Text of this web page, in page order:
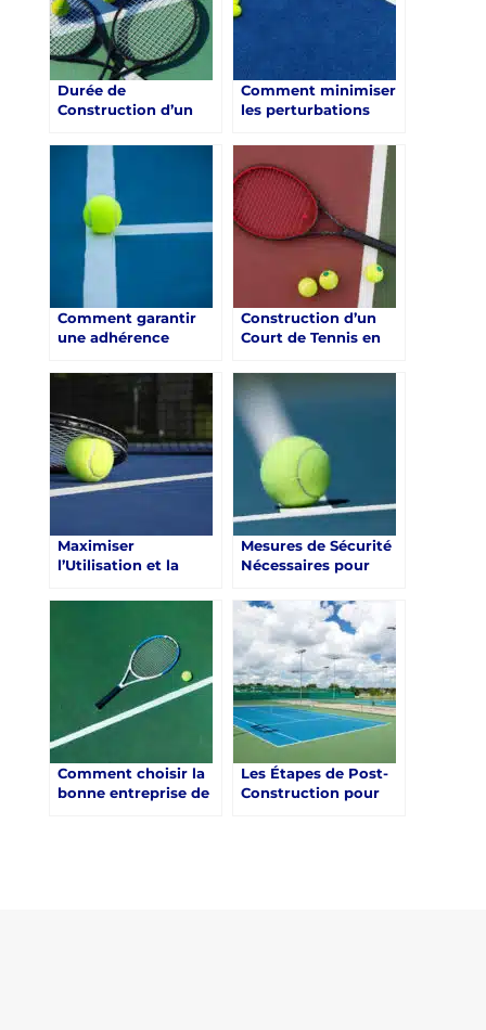
Durée de
Construction d’un
Résine Synthétique à
Saint-Raphaël
Comment minimiser
les perturbations
construction d’un
court de tennis en
résine synthétique à
Saint-Raphaël ?
Comment garantir
une adhérence
construction d’un
court de tennis en
résine synthétique à
Saint-Raphaël ?
Construction d’un
Court de Tennis en
Saint-Raphaël :
Alternatives
Écologiques
Maximiser
l’Utilisation et la
construction d’un
Résine Synthétique à
Saint-Raphaël
Mesures de Sécurité
Nécessaires pour
Accidents sur un
Court de Tennis en
Résine Synthétique à
Saint-Raphaël
Comment choisir la
bonne entreprise de
Les Étapes de Post-
Construction pour